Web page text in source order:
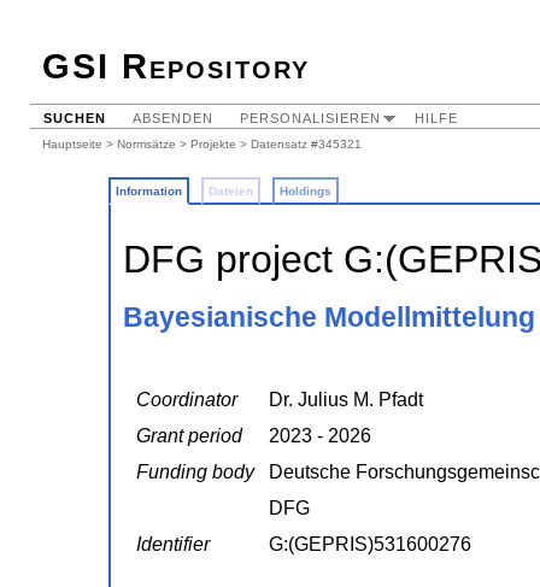
GSI Repository
SUCHEN ABSENDEN PERSONALISIEREN HILFE
Hauptseite > Normsätze > Projekte > Datensatz #345321
Information Dateien Holdings
DFG project
Bayesianische
Coordinator
Dr. Julius M. Pfadt
Grant period
2023 - 2026
Funding body
Deutsche
DFG
Identifier
G:(GEPRIS)531600276